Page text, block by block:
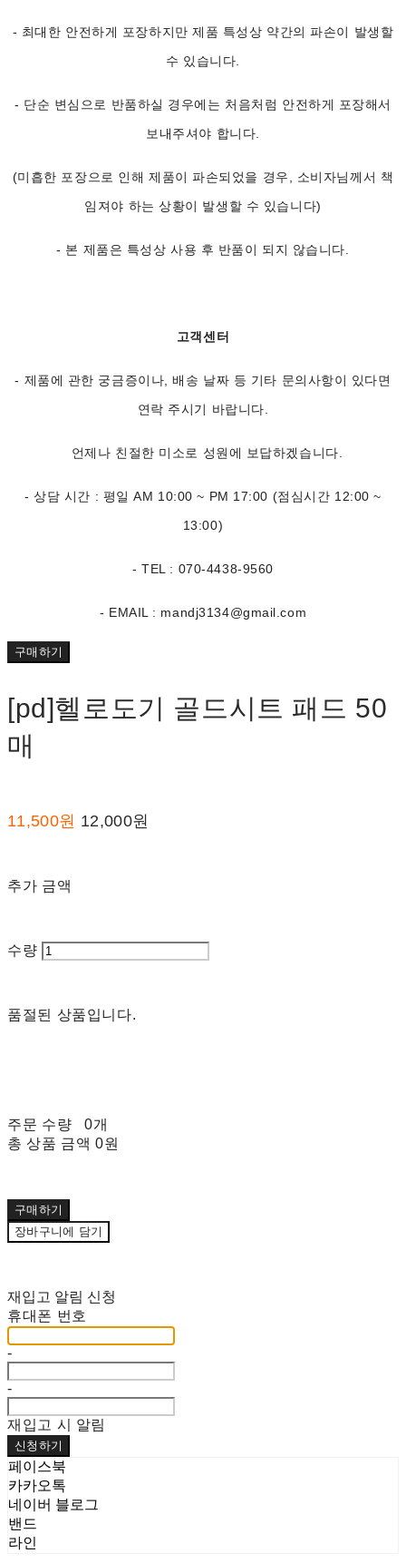
- 최대한 안전하게 포장하지만 제품 특성상 약간의 파손이 발생할
수 있습니다.
- 단순 변심으로 반품하실 경우에는 처음처럼 안전하게 포장해서
보내주셔야 합니다.
(미흡한 포장으로 인해 제품이 파손되었을 경우, 소비자님께서 책
임져야 하는 상황이 발생할 수 있습니다)
- 본 제품은 특성상 사용 후 반품이 되지 않습니다.
고객센터
- 제품에 관한 궁금증이나, 배송 날짜 등 기타 문의사항이 있다면
연락 주시기 바랍니다.
언제나 친절한 미소로 성원에 보답하겠습니다.
- 상담 시간 : 평일 AM 10:00 ~ PM 17:00 (점심시간 12:00 ~
13:00)
- TEL : 070-4438-9560
- EMAIL : mandj3134@gmail.com
구매하기
[pd]헬로도기 골드시트 패드 50
매
11,500원 12,000원
추가 금액
수량
품절된 상품입니다.
주문 수량
0개
총 상품 금액 0원
구매하기
장바구니에 담기
재입고 알림 신청
휴대폰 번호
-
-
재입고 시 알림
신청하기
페이스북
카카오톡
네이버 블로그
밴드
라인